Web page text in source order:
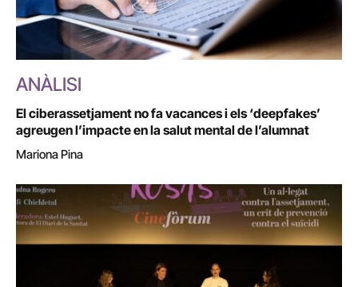
ANÀLISI
El ciberassetjament no fa vacances i els ‘deepfakes’
agreugen l’impacte en la salut mental de l’alumnat
Mariona Pina